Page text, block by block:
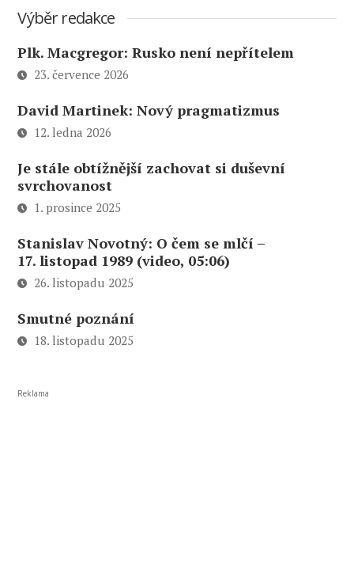
Výběr redakce
Plk. Macgregor: Rusko není nepřítelem
23. července 2026
David Martinek: Nový pragmatizmus
12. ledna 2026
Je stále obtížnější zachovat si duševní
svrchovanost
1. prosince 2025
Stanislav Novotný: O čem se mlčí –
17. listopad 1989 (video, 05:06)
26. listopadu 2025
Smutné poznání
18. listopadu 2025
Reklama